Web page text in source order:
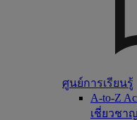
ศูนย์การเรียนรู้
A-to-Z
เชี่ยวชา